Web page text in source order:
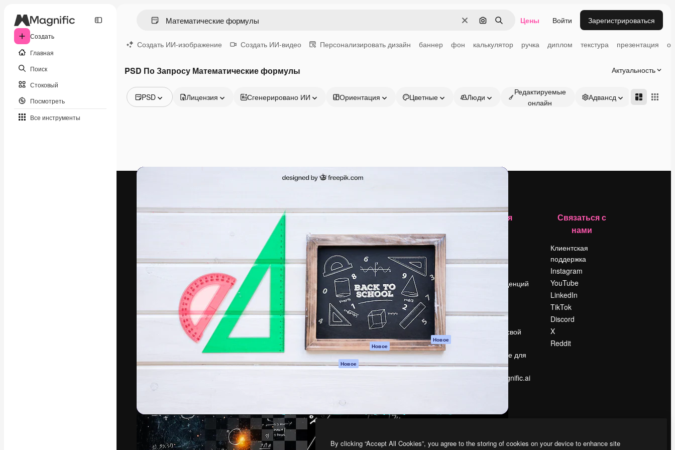
Создать
Главная
Поиск
Стоковый
Посмотреть
Все инструменты
ОчиститьПоиск по изображению
Поиск Цены Войти Зарегистрироваться
Создать ИИ-изображение Создать ИИ-видео Персонализировать дизайн баннер фон калькулятор ручка диплом текстура презентация
PSD По Запросу Математические формулы Актуальность
PSD
Видео
3D-модели
Лицензия Сгенерировано ИИ Ориентация Цветные Люди
Редактируемые
онлайн
Адвансд
Креативная платформа для создания
ваших лучших работ. Более 1 миллиона
подписчиков среди креаторов,
предприятий, агентств и студий.
Pусский
Spaces
ИИ-помощник
Генератор
изображений ИИ
Генератор видео
ИИ
Генератор голоса
на основе ИИ
Стоковый контент
MCP для
Claude/ChatGPT
Новое
Агенты Новое
Magnific
Academy
Документация по
Пакету ИИ
Служба
поддержки
Условия и
положения
Политика
конфиденциальности
Оригиналы Новое
Политика файлов
cookie
Компания
Reviews
Поиск тенденций
Продайте свой
Помещение для
прессы
Ищете magnific.ai
Связаться с
нами
Клиентская
поддержка
Instagram
YouTube
LinkedIn
TikTok
Discord
X
Reddit
By clicking “Accept All Cookies”, you agree to the storing of cookies on your device to enhance site